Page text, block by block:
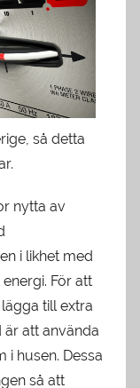
så detta
nytta av
i likhet med
För att
till extra
är att använda
i husen. Dessa
så att